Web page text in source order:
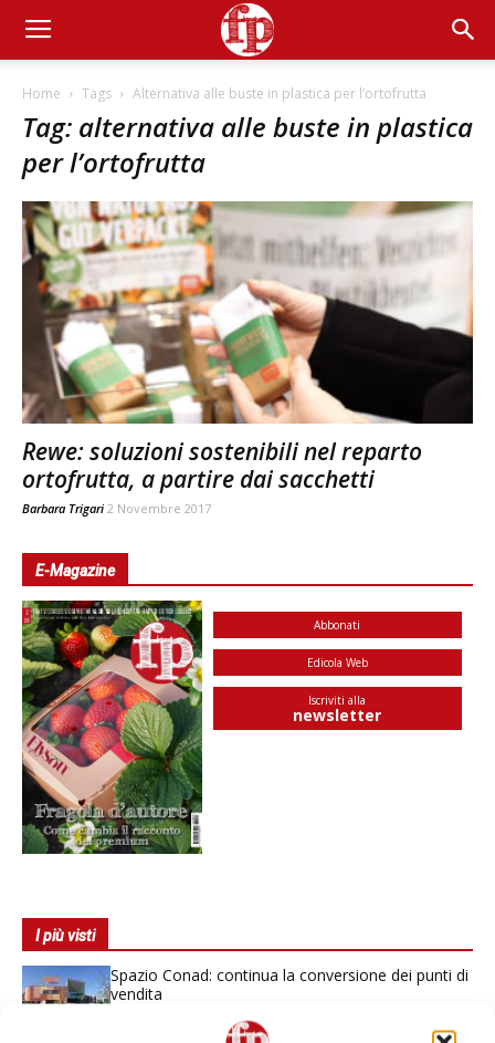
Home Tags Alternativa alle buste in plastica per l’ortofrutta
Tag: alternativa alle buste in plastica
per l’ortofrutta
Rewe: soluzioni sostenibili nel reparto
ortofrutta, a partire dai sacchetti
Barbara Trigari 2 Novembre 2017
E-Magazine
Abbonati
Edicola Web
Iscriviti alla
newsletter
I più visti
Spazio Conad: continua la conversione dei punti di
vendita